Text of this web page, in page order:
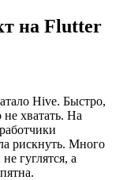
на Flutter
Hive. Быстро,
хватать. На
рискнуть. Много
гуглятся, а